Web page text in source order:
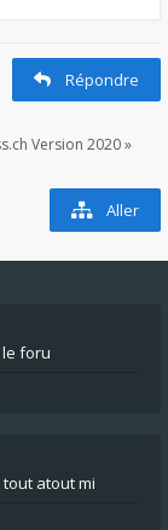
Répondre
Version 2020 »
Aller
foru
atout mi